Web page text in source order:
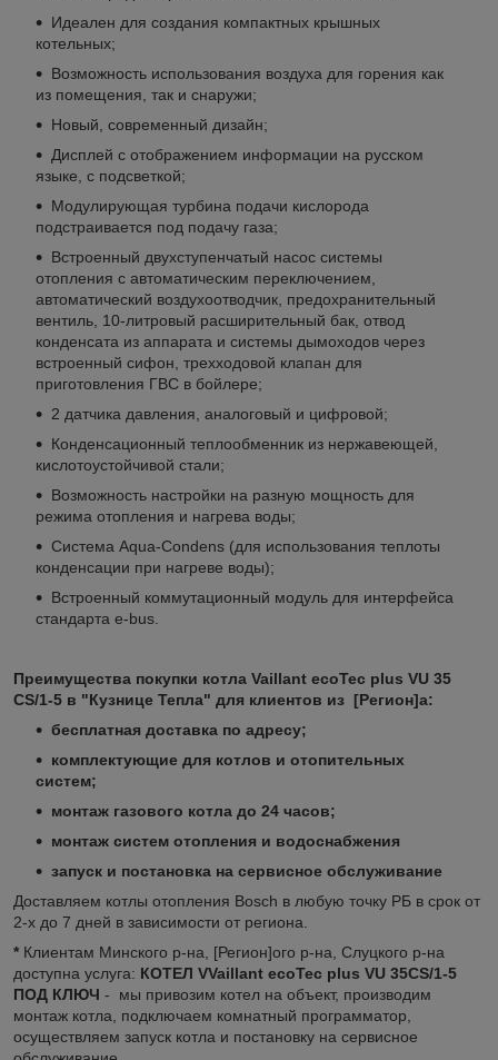
Идеален для создания компактных крышных
котельных;
Возможность использования воздуха для горения как
из помещения, так и снаружи;
Новый, современный дизайн;
Дисплей с отображением информации на русском
языке, с подсветкой;
Модулирующая турбина подачи кислорода
подстраивается под подачу газа;
Встроенный двухступенчатый насос системы
отопления с автоматическим переключением,
автоматический воздухоотводчик, предохранительный
вентиль, 10-литровый расширительный бак, отвод
конденсата из аппарата и системы дымоходов через
встроенный сифон, трехходовой клапан для
приготовления ГВС в бойлере;
2 датчика давления, аналоговый и цифровой;
Конденсационный теплообменник из нержавеющей,
кислотоустойчивой стали;
Возможность настройки на разную мощность для
режима отопления и нагрева воды;
Система Aqua-Condens (для использования теплоты
конденсации при нагреве воды);
Встроенный коммутационный модуль для интерфейса
стандарта e-bus.
Преимущества покупки котла Vaillant ecoTec plus VU 35
CS/1-5 в "Кузнице Тепла" для клиентов из [Регион]а:
бесплатная доставка по адресу;
комплектующие для котлов и отопительных
систем;
монтаж газового котла до 24 часов;
монтаж систем отопления и водоснабжения
запуск и постановка на сервисное обслуживание
Доставляем котлы отопления Bosch в любую точку РБ в срок от
2-х до 7 дней в зависимости от региона.
* Клиентам Минского р-на, [Регион]ого р-на, Слуцкого р-на
доступна услуга: КОТЕЛ VVaillant ecoTec plus VU 35CS/1-5
ПОД КЛЮЧ - мы привозим котел на объект, производим
монтаж котла, подключаем комнатный программатор,
осуществляем запуск котла и постановку на сервисное